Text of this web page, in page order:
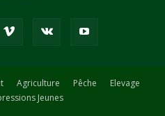
Agriculture Pêche
Elevage
Jeunes